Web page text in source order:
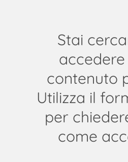
Stai
contenuto
Utilizza il
per
come